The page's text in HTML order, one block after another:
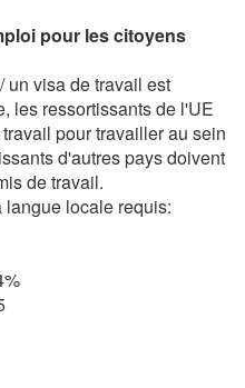
pour les citoyens
un visa de travail est
les ressortissants de l'UE
pour travailler au sein
d'autres pays doivent
de travail.
locale requis: